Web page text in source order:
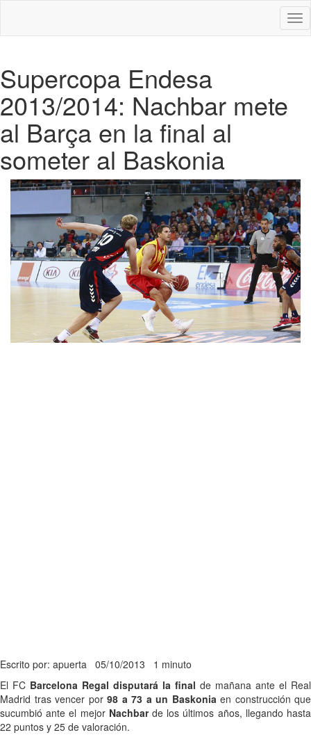
Supercopa Endesa
2013/2014: Nachbar mete
al Barça en la final al
someter al Baskonia
Escrito por: apuerta 05/10/2013 1 minuto
El FC Barcelona Regal disputará la final de mañana ante el Real
Madrid tras vencer por 98 a 73 a un Baskoniaen construcción que
sucumbió ante el mejor Nachbarde los últimos años, llegando hasta
22 puntos y 25 de valoración.